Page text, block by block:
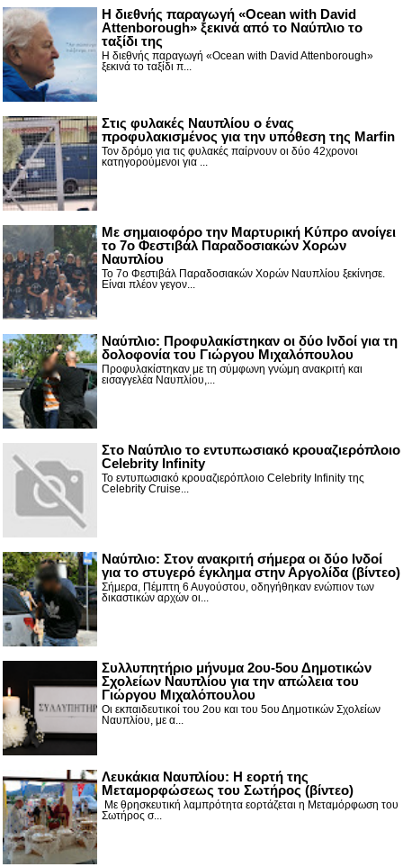
Η διεθνής παραγωγή «Ocean with David
Attenborough» ξεκινά από το Ναύπλιο το
ταξίδι της
Η διεθνής παραγωγή «Ocean with David Attenborough»
ξεκινά το ταξίδι π...
Στις φυλακές Ναυπλίου ο ένας
προφυλακισμένος για την υπόθεση της Marfin
Τον δρόμο για τις φυλακές παίρνουν οι δύο 42χρονοι
κατηγορούμενοι για ...
Με σημαιοφόρο την Μαρτυρική Κύπρο ανοίγει
το 7ο Φεστιβάλ Παραδοσιακών Χορών
Ναυπλίου
Το 7ο Φεστιβάλ Παραδοσιακών Χορών Ναυπλίου ξεκίνησε.
Είναι πλέον γεγον...
Ναύπλιο: Προφυλακίστηκαν οι δύο Ινδοί για τη
δολοφονία του Γιώργου Μιχαλόπουλου
Προφυλακίστηκαν με τη σύμφωνη γνώμη ανακριτή και
εισαγγελέα Ναυπλίου,...
Στο Ναύπλιο το εντυπωσιακό κρουαζιερόπλοιο
Celebrity Infinity
Το εντυπωσιακό κρουαζιερόπλοιο Celebrity Infinity της
Celebrity Cruise...
Nαύπλιο: Στον ανακριτή σήμερα οι δύο Ινδοί
για το στυγερό έγκλημα στην Αργολίδα (βίντεο)
Σήμερα, Πέμπτη 6 Αυγούστου, οδηγήθηκαν ενώπιον των
δικαστικών αρχών οι...
Συλλυπητήριο μήνυμα 2ου-5ου Δημοτικών
Σχολείων Ναυπλίου για την απώλεια του
Γιώργου Μιχαλόπουλου
Οι εκπαιδευτικοί του 2ου και του 5ου Δημοτικών Σχολείων
Ναυπλίου, με α...
Λευκάκια Ναυπλίου: Η εορτή της
Μεταμορφώσεως του Σωτήρος (βίντεο)
Με θρησκευτική λαμπρότητα εορτάζεται η Μεταμόρφωση του
Σωτήρος σ...